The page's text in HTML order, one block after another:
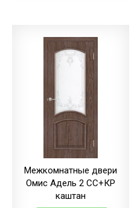
Межкомнатные двери
Омис Адель 2 СС+КР
каштан